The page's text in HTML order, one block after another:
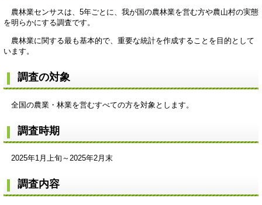
農林業センサスは、5年ごとに、我が国の農林業を営む方や農山村の実態
を明らかにする調査です。
農林業に関する最も基本的で、重要な統計を作成することを目的として
います。
調査の対象
全国の農業・林業を営むすべての方を対象とします。
調査時期
2025年1月上旬～2025年2月末
調査内容